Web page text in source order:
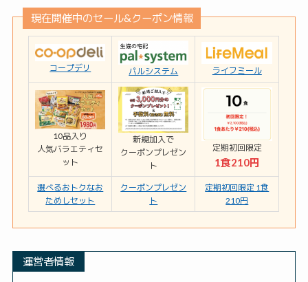
現在開催中のセール&クーポン情報
コープデリ パルシステム ライフミール
10品入り
人気バラエティセ
ット
新規加入で
クーポンプレゼン
ト
定期初回限定
1食210円
選べるおトクなお
ためしセット
クーポンプレゼン
ト
定期初回限定 1食
210円
運営者情報